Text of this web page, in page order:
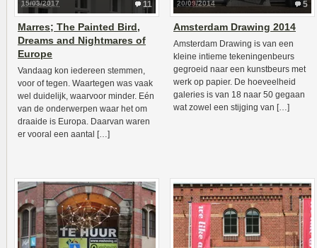
11
15/03/2017
Marres; The Painted Bird,
Dreams and Nightmares of
Europe
Vandaag kon iedereen stemmen,
voor of tegen. Waartegen was vaak
wel duidelijk, waarvoor minder. Eén
van de onderwerpen waar het om
draaide is Europa. Daarvan waren
er vooral een aantal […]
5
20/09/2014
Amsterdam Drawing 2014
Amsterdam Drawing is van een
kleine intieme tekeningenbeurs
gegroeid naar een kunstbeurs met
werk op papier. De hoeveelheid
galeries is van 18 naar 50 gegaan
wat zowel een stijging van […]